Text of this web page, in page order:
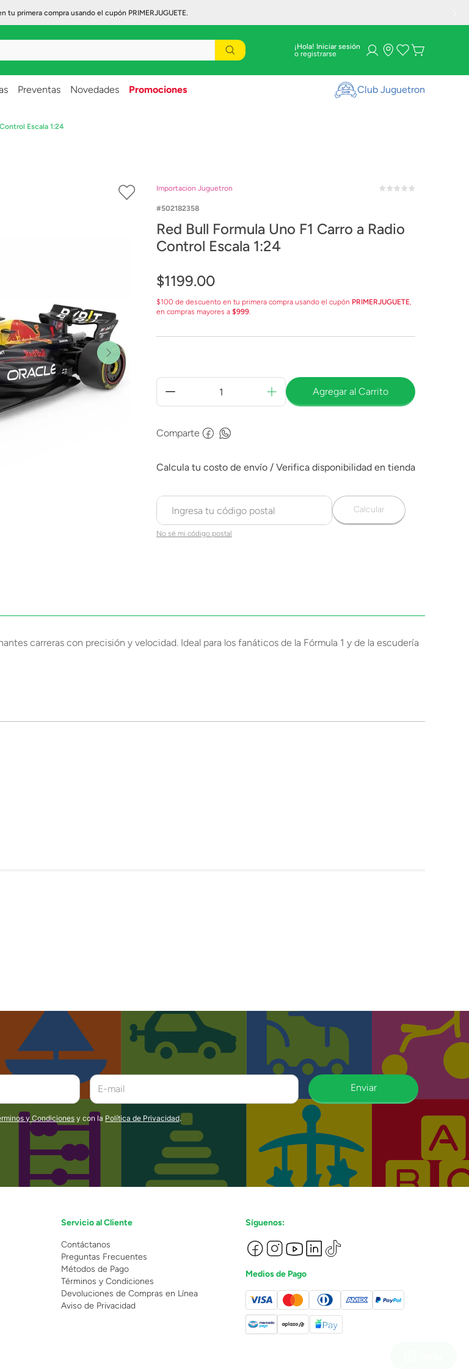
tu primera compra usando el cupón PRIMERJUGUETE.
¡Hola! Iniciar sesión
Preventas Novedades Promociones Club Juguetron
Escala 1:24
Importacion Juguetron
502182358
Red Bull Formula Uno F1 Carro a Radio
Control Escala 1:24
$1199.00
$100 de descuento en tu primera compra usando el cupón PRIMERJUGUETE,
en compras mayores a $999.
Agregar al Carrito
Comparte
No sé mi código postal
Calcular
carreras con precisión y velocidad. Ideal para los fanáticos de la Fórmula 1 y de la escudería
Enviar
y Condiciones y con la Política de Privacidad.
Servicio al Cliente
Contáctanos
Preguntas Frecuentes
Métodos de Pago
Términos y Condiciones
Devoluciones de Compras en Línea
Aviso de Privacidad
Síguenos:
Medios de Pago